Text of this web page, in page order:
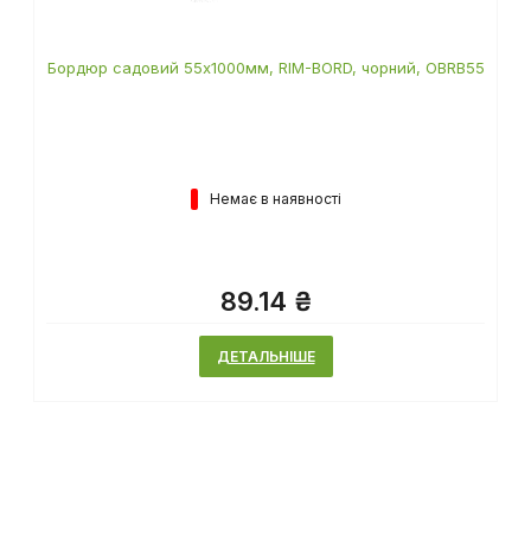
Бордюр садовий 55х1000мм, RIM-BORD, чорний, OBRB55
Немає в наявності
89.14 ₴
ДЕТАЛЬНІШЕ